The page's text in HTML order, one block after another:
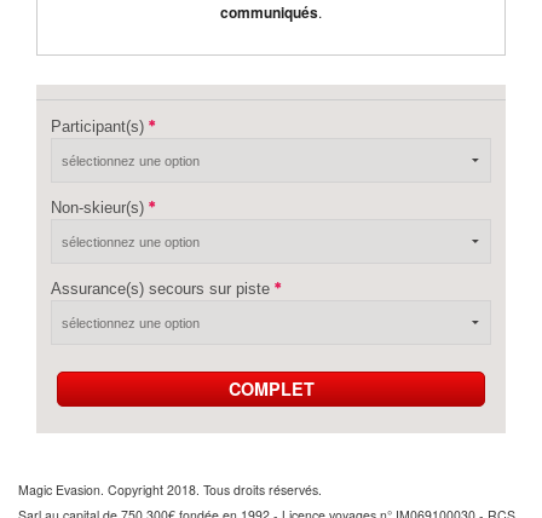
communiqués.
Participant(s)
Non-skieur(s)
Assurance(s) secours sur piste
COMPLET
Magic Evasion. Copyright 2018. Tous droits réservés.